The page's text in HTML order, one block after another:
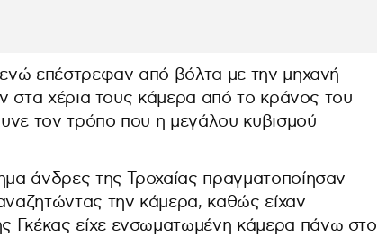
επέστρεφαν από βόλτα με την μηχανή
στα χέρια τους κάμερα από το κράνος του
τον τρόπο που η μεγάλου κυβισμού
άνδρες της Τροχαίας πραγματοποίησαν
την κάμερα, καθώς είχαν
Γκέκας είχε ενσωματωμένη κάμερα πάνω στο